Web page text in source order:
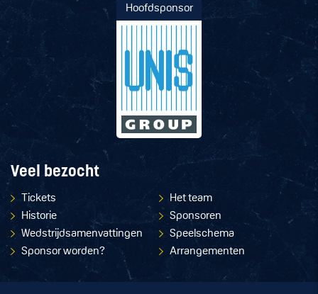
Hoofdsponsor
Veel bezocht
Tickets
Het team
Historie
Sponsoren
Wedstrijdsamenvattingen
Speelschema
Sponsor worden?
Arrangementen